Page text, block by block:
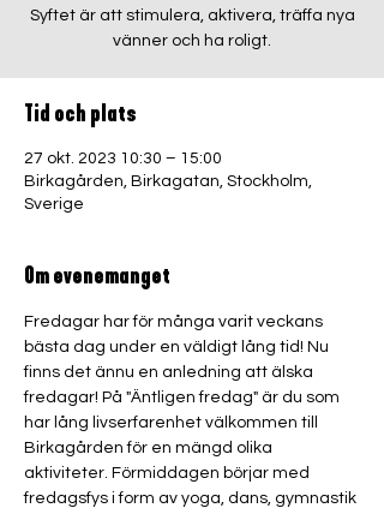
Syftet är att stimulera, aktivera, träffa nya
vänner och ha roligt.
Tid och plats
27 okt. 2023 10:30 – 15:00
Birkagården, Birkagatan, Stockholm,
Sverige
Om evenemanget
Fredagar har för många varit veckans
bästa dag under en väldigt lång tid! Nu
finns det ännu en anledning att älska
fredagar! På "Äntligen fredag" är du som
har lång livserfarenhet välkommen till
Birkagården för en mängd olika
aktiviteter. Förmiddagen börjar med
fredagsfys i form av yoga, dans, gymnastik